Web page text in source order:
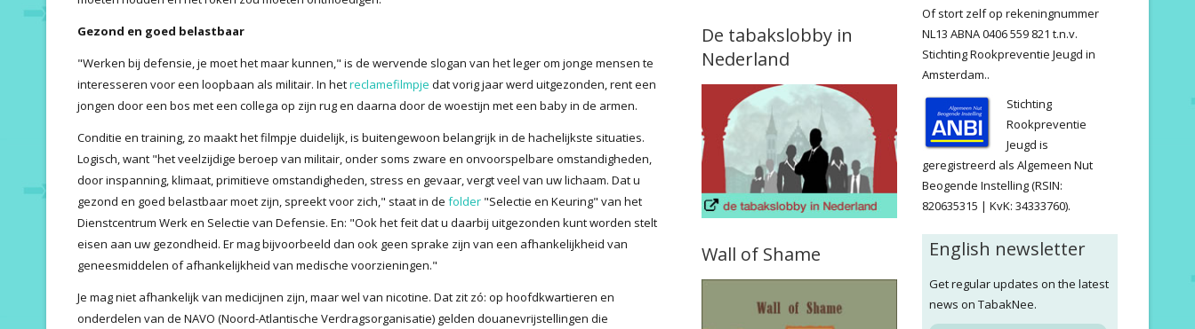
Gezond en goed belastbaar
"Werken bij defensie, je moet het maar kunnen," is de wervende slogan van het leger om jonge mensen te
interesseren voor een loopbaan als militair. In hetreclamefilmpje dat vorig jaar werd uitgezonden, rent een
jongen door een bos met een collega op zijn rug en daarna door de woestijn met een baby in de armen.
Conditie en training, zo maakt het filmpje duidelijk, is buitengewoon belangrijk in de hachelijkste situaties.
Logisch, want "het veelzijdige beroep van militair, onder soms zware en onvoorspelbare omstandigheden,
door inspanning, klimaat, primitieve omstandigheden, stress en gevaar, vergt veel van uw lichaam. Dat u
gezond en goed belastbaar moet zijn, spreekt voor zich," staat in de folder "Selectie en Keuring" van het
Dienstcentrum Werk en Selectie van Defensie. En: "Ook het feit dat u daarbij uitgezonden kunt worden stelt
eisen aan uw gezondheid. Er mag bijvoorbeeld dan ook geen sprake zijn van een afhankelijkheid van
geneesmiddelen of afhankelijkheid van medische voorzieningen."
Je mag niet afhankelijk van medicijnen zijn, maar wel van nicotine. Dat zit zó: op hoofdkwartieren en
onderdelen van de NAVO (Noord-Atlantische Verdragsorganisatie) gelden douanevrijstellingen die
De tabakslobby in
Nederland
Wall of Shame
Of stort zelf op rekeningnummer
NL13 ABNA 0406 559 821 t.n.v.
Stichting Rookpreventie Jeugd in
Amsterdam..
Stichting
Rookpreventie
Jeugd is
geregistreerd als Algemeen Nut
Beogende Instelling (RSIN:
820635315 | KvK: 34333760).
English newsletter
Get regular updates on the latest
news on TabakNee.